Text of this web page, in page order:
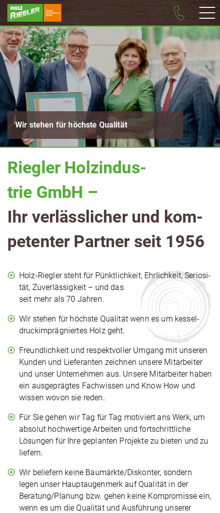
Wir stehen für höchste Qualität
Riegler Holz­in­dus­
trie GmbH –
Ihr ver­läss­li­cher und kom­
pe­ten­ter Partner seit 1956
Holz-Riegler steht für Pünkt­lich­keit, Ehr­lich­keit, Serio­si­
tät, Zuver­läs­sig­keit – und das
seit mehr als 70 Jahren.
Wir stehen für höchste Qualität wenn es um kes­sel­
druck­im­prä­gnier­tes Holz geht.
Freund­lich­keit und respekt­vol­ler Umgang mit unseren
Kunden und Lie­fe­ran­ten zeichnen unsere Mit­ar­bei­ter
und unser Unter­neh­men aus. Unsere Mit­ar­bei­ter haben
ein aus­ge­präg­tes Fach­wis­sen und Know How und
wissen wovon sie reden.
Für Sie gehen wir Tag für Tag motiviert ans Werk, um
absolut hoch­wer­ti­ge Arbeiten und fort­schritt­li­che
Lösungen für Ihre geplanten Projekte zu bieten und zu
liefern.
Wir beliefern keine Baumärkte/Diskonter, sondern
legen unser Haupt­au­gen­merk auf Qualität in der
Beratung/Planung bzw. gehen keine Kom­pro­mis­se ein,
wenn es um die Qualität und Aus­füh­rung unserer